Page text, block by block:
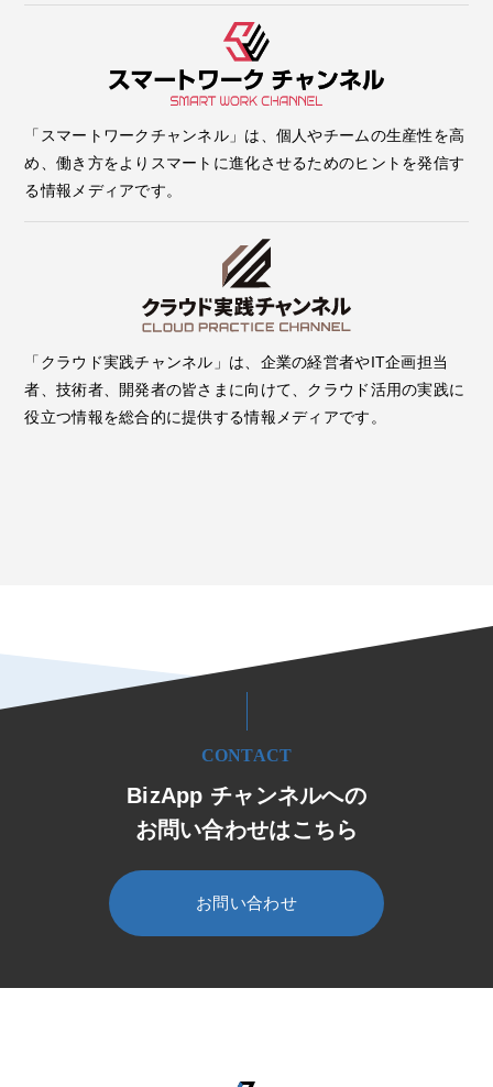
「スマートワークチャンネル」は、個人やチームの生産性を高
め、働き方をよりスマートに進化させるためのヒントを発信す
る情報メディアです。
「クラウド実践チャンネル」は、企業の経営者やIT企画担当
者、技術者、開発者の皆さまに向けて、クラウド活用の実践に
役立つ情報を総合的に提供する情報メディアです。
CONTACT
BizApp チャンネルへの
お問い合わせはこちら
お問い合わせ